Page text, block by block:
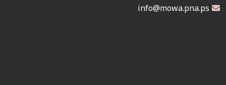
info@mowa.pna.ps